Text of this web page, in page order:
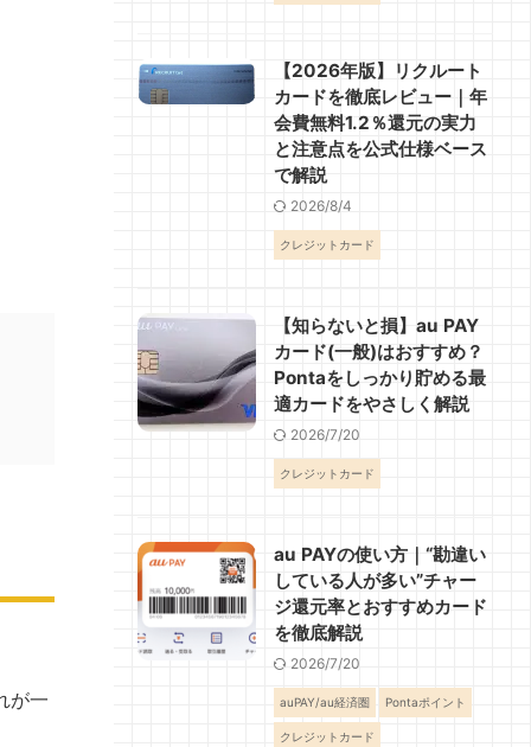
が一
【2026年版】リクルート
カードを徹底レビュー｜年
会費無料1.2％還元の実力
と注意点を公式仕様ベース
で解説
2026/8/4
クレジットカード
【知らないと損】au PAY
カード(一般)はおすすめ？
Pontaをしっかり貯める最
適カードをやさしく解説
2026/7/20
クレジットカード
au PAYの使い方｜“勘違い
している人が多い”チャー
ジ還元率とおすすめカード
を徹底解説
2026/7/20
auPAY/au経済圏 Pontaポイント
クレジットカード